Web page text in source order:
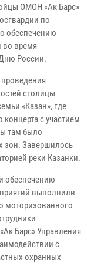
ОМОН «Ак Барс»
по
обеспечению
во время
России.
столицы
«Казан», где
с участием
там было
зон. Завершилось
реки Казанки.
обеспечению
выполнили
моторизованного
Барс» Управления
с
охранных